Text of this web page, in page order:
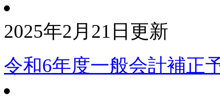
2025年2月21日更新
令和6年度一般会計補正